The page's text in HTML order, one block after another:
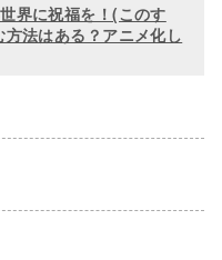
界に祝福を！(このす
法はある？アニメ化し